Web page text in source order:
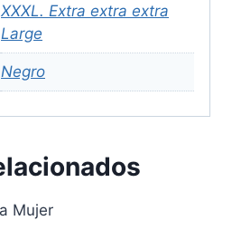
XXXL. Extra extra extra
Large
Negro